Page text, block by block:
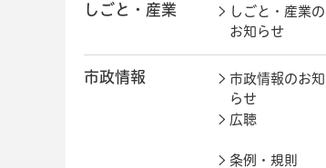
しごと・産業
しごと・産業の
お知らせ
市政情報
市政情報のお知
らせ
広聴
条例・規則